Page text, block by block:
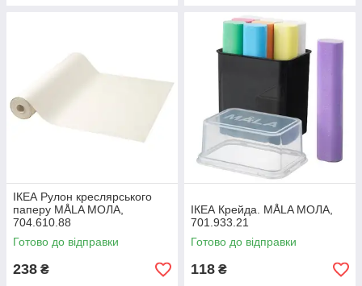
ІКЕА Рулон креслярського
паперу MÅLA МОЛА,
704.610.88
Готово до відправки
238 ₴
ІКЕА Крейда. MÅLA МОЛА,
701.933.21
Готово до відправки
118 ₴